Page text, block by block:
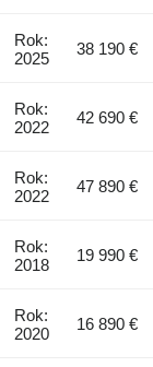
Rok:
2025
38 190 €
Rok:
2022
42 690 €
Rok:
2022
47 890 €
Rok:
2018
19 990 €
Rok:
2020
16 890 €